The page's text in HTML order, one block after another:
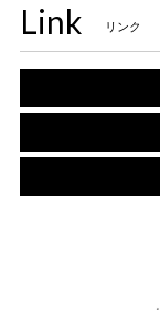
Link リンク